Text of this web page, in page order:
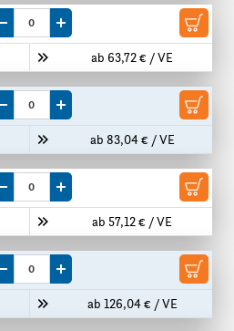
ab 63,72 € / VE
Menge um eine VE reduzieren
Menge um eine VE erhöhen
ab 83,04 € / VE
Menge um eine VE reduzieren
Menge um eine VE erhöhen
ab 57,12 € / VE
Menge um eine VE reduzieren
Menge um eine VE erhöhen
ab 126,04 € / VE
Menge um eine VE reduzieren
Menge um eine VE erhöhen